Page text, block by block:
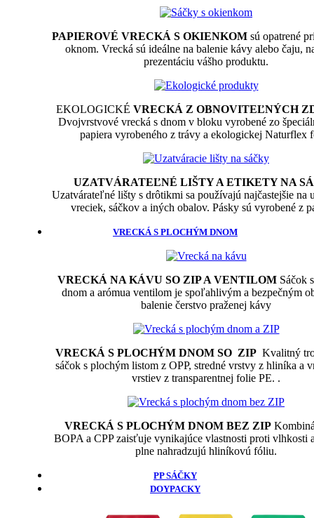
PAPIEROVÉ VRECKÁ S OKIENKOM sú opatrené
oknom. Vrecká sú ideálne na balenie kávy alebo čaju,
prezentáciu vášho produktu.
EKOLOGICKÉ VRECKÁ Z OBNOVITEĽNÝCH
Dvojvrstvové vrecká s dnom v bloku vyrobené zo
papiera vyrobeného z trávy a ekologickej Naturflex
UZATVÁRATEĽNÉ LIŠTY A ETIKETY NA
Uzatvárateľné lišty s drôtikmi sa používajú najčastejšie na
vreciek, sáčkov a iných obalov. Pásky sú vyrobené z
VRECKÁ S PLOCHÝM DNOM
VRECKÁ NA KÁVU SO ZIP A VENTILOM Sáčok
dnom a arómua ventilom je spoľahlivým a bezpečným
balenie čerstvo praženej kávy
VRECKÁ S PLOCHÝM DNOM SO ZIP Kvalitný
sáčok s plochým listom z OPP, stredné vrstvy z hliníka a
vrstiev z transparentnej folie PE. .
VRECKÁ S PLOCHÝM DNOM BEZ ZIP
BOPA a CPP zaisťuje vynikajúce vlastnosti proti vlhkosti
plne nahradzujú hliníkovú fóliu.
PP SÁČKY
DOYPACKY